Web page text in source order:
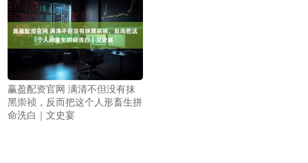
赢盈配资官网 满清不但没有抹
黑崇祯，反而把这个人形畜生拼
命洗白｜文史宴